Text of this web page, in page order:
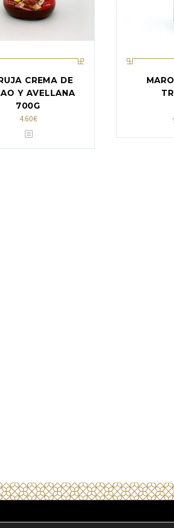
CREMA DE
Y AVELLANA
700G
4.60€